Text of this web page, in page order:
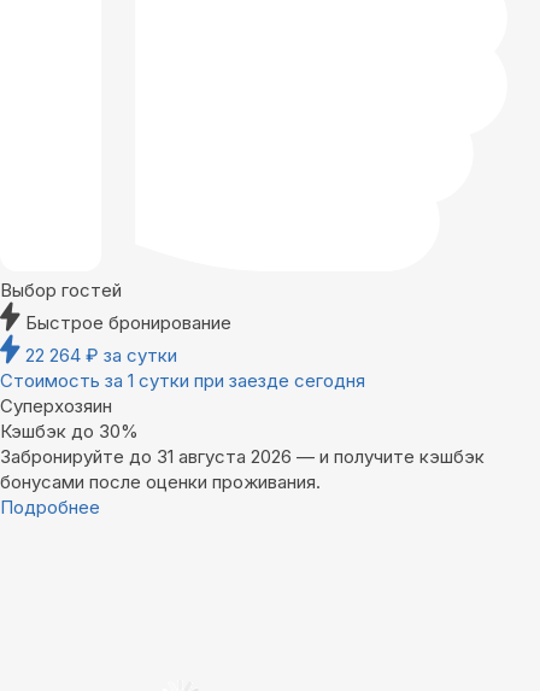
Выбор гостей
Быстрое бронирование
22 264 ₽ за сутки
Стоимость за 1 сутки при заезде сегодня
Суперхозяин
Кэшбэк до 30%
Забронируйте до 31 августа 2026 — и получите кэшбэк
бонусами после оценки проживания.
Подробнее